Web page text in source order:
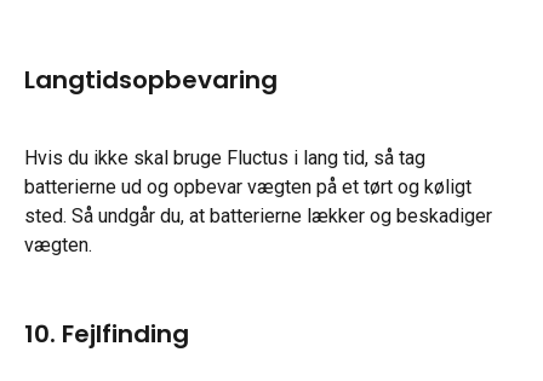
Langtidsopbevaring
Hvis du ikke skal bruge Fluctus i lang tid, så tag
batterierne ud og opbevar vægten på et tørt og køligt
sted. Så undgår du, at batterierne lækker og beskadiger
vægten.
10. Fejlfinding